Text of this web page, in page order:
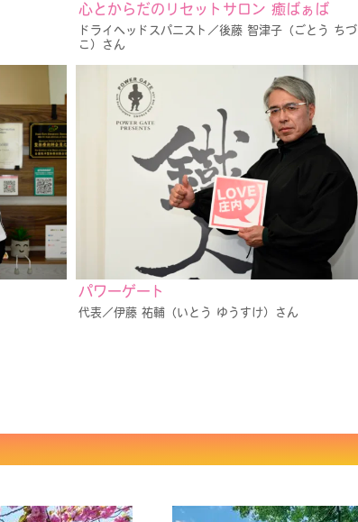
心とからだのリセットサロン 癒ばぁば
ドライヘッドスパニスト／後藤 智津子（ごとう ちづ
こ）さん
パワーゲート
代表／伊藤 祐輔（いとう ゆうすけ）さん